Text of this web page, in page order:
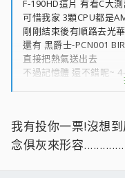
F-190HD這片 有看C大
可惜我家 3顆CPU都是
剛剛結束後有順路去光
還有 黑爵士-PCN001
直接把熱氣送出去
不過記憶體 還不錯呢~
今天太累了 51勞動節 不
我有投你一票!沒想
念俱灰來形容.............